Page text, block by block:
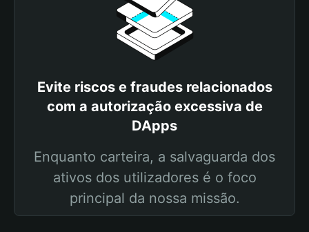
Evite riscos e fraudes relacionados
com a autorização excessiva de
DApps
Enquanto carteira, a salvaguarda dos
ativos dos utilizadores é o foco
principal da nossa missão.